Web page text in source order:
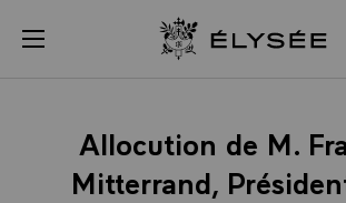
menu Retour à
Allocution de M.
Mitterrand,
Panneau de gestion des cookies